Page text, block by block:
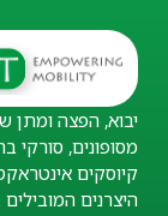
יבוא, הפצה ומתן
מסופונים, סורקי
קיוסקים
היצרנים